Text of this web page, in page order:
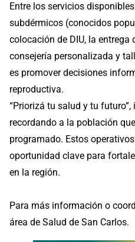
Entre los servicios
subdérmicos (conocidos
colocación de DIU, la
consejería personalizada y
es promover decisiones
reproductiva.
“Priorizá tu salud y tu
recordando a la población
programado. Estos
oportunidad clave para
en la región.
Para más información o
área de Salud de San Carlos.